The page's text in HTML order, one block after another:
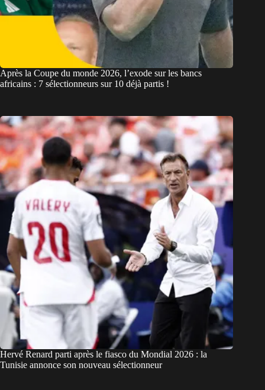
Après la Coupe du monde 2026, l’exode sur les bancs
africains : 7 sélectionneurs sur 10 déjà partis !
Hervé Renard parti après le fiasco du Mondial 2026 : la
Tunisie annonce son nouveau sélectionneur